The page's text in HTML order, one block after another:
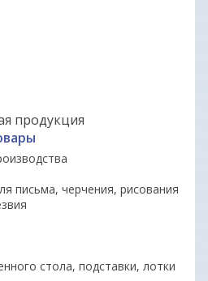
продукция
письма, черчения, рисования
стола, подставки, лотки